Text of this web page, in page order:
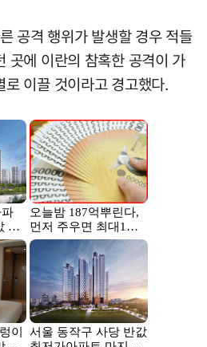
공격 행위가 발생할 경우 적들
곳에 이란의 참혹한 공격이 가
이끌 것이라고 경고했다.